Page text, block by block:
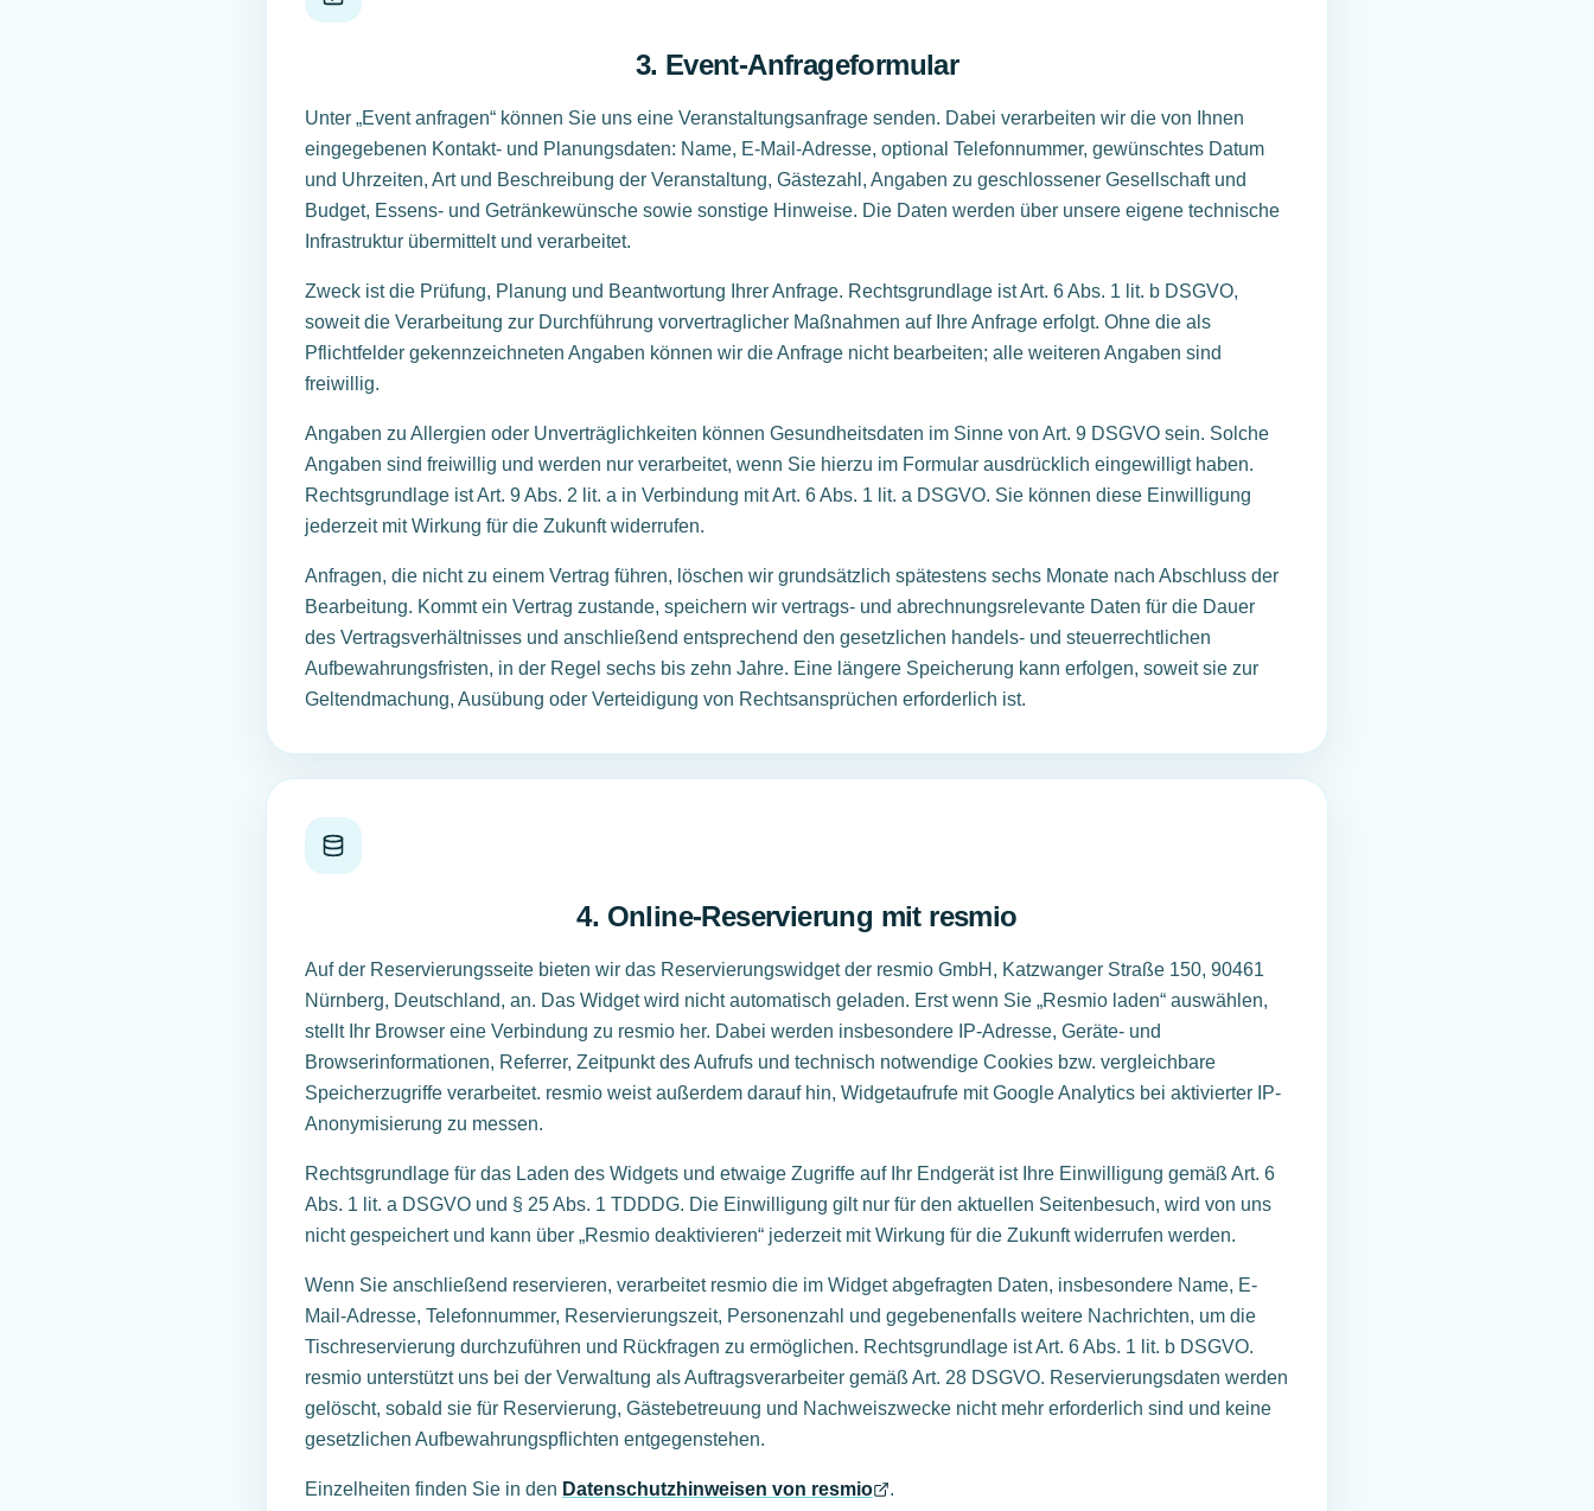
3. Event-Anfrageformular
Unter „Event anfragen“ können Sie uns eine Veranstaltungsanfrage senden. Dabei verarbeiten wir die von Ihnen
eingegebenen Kontakt- und Planungsdaten: Name, E-Mail-Adresse, optional Telefonnummer, gewünschtes Datum
und Uhrzeiten, Art und Beschreibung der Veranstaltung, Gästezahl, Angaben zu geschlossener Gesellschaft und
Budget, Essens- und Getränkewünsche sowie sonstige Hinweise. Die Daten werden über unsere eigene technische
Infrastruktur übermittelt und verarbeitet.
Zweck ist die Prüfung, Planung und Beantwortung Ihrer Anfrage. Rechtsgrundlage ist Art. 6 Abs. 1 lit. b DSGVO,
soweit die Verarbeitung zur Durchführung vorvertraglicher Maßnahmen auf Ihre Anfrage erfolgt. Ohne die als
Pflichtfelder gekennzeichneten Angaben können wir die Anfrage nicht bearbeiten; alle weiteren Angaben sind
freiwillig.
Angaben zu Allergien oder Unverträglichkeiten können Gesundheitsdaten im Sinne von Art. 9 DSGVO sein. Solche
Angaben sind freiwillig und werden nur verarbeitet, wenn Sie hierzu im Formular ausdrücklich eingewilligt haben.
Rechtsgrundlage ist Art. 9 Abs. 2 lit. a in Verbindung mit Art. 6 Abs. 1 lit. a DSGVO. Sie können diese Einwilligung
jederzeit mit Wirkung für die Zukunft widerrufen.
Anfragen, die nicht zu einem Vertrag führen, löschen wir grundsätzlich spätestens sechs Monate nach Abschluss der
Bearbeitung. Kommt ein Vertrag zustande, speichern wir vertrags- und abrechnungsrelevante Daten für die Dauer
des Vertragsverhältnisses und anschließend entsprechend den gesetzlichen handels- und steuerrechtlichen
Aufbewahrungsfristen, in der Regel sechs bis zehn Jahre. Eine längere Speicherung kann erfolgen, soweit sie zur
Geltendmachung, Ausübung oder Verteidigung von Rechtsansprüchen erforderlich ist.
4. Online-Reservierung mit resmio
Auf der Reservierungsseite bieten wir das Reservierungswidget der resmio GmbH, Katzwanger Straße 150, 90461
Nürnberg, Deutschland, an. Das Widget wird nicht automatisch geladen. Erst wenn Sie „Resmio laden“ auswählen,
stellt Ihr Browser eine Verbindung zu resmio her. Dabei werden insbesondere IP-Adresse, Geräte- und
Browserinformationen, Referrer, Zeitpunkt des Aufrufs und technisch notwendige Cookies bzw. vergleichbare
Speicherzugriffe verarbeitet. resmio weist außerdem darauf hin, Widgetaufrufe mit Google Analytics bei aktivierter IP-
Anonymisierung zu messen.
Rechtsgrundlage für das Laden des Widgets und etwaige Zugriffe auf Ihr Endgerät ist Ihre Einwilligung gemäß Art. 6
Abs. 1 lit. a DSGVO und § 25 Abs. 1 TDDDG. Die Einwilligung gilt nur für den aktuellen Seitenbesuch, wird von uns
nicht gespeichert und kann über „Resmio deaktivieren“ jederzeit mit Wirkung für die Zukunft widerrufen werden.
Wenn Sie anschließend reservieren, verarbeitet resmio die im Widget abgefragten Daten, insbesondere Name, E-
Mail-Adresse, Telefonnummer, Reservierungszeit, Personenzahl und gegebenenfalls weitere Nachrichten, um die
Tischreservierung durchzuführen und Rückfragen zu ermöglichen. Rechtsgrundlage ist Art. 6 Abs. 1 lit. b DSGVO.
resmio unterstützt uns bei der Verwaltung als Auftragsverarbeiter gemäß Art. 28 DSGVO. Reservierungsdaten werden
gelöscht, sobald sie für Reservierung, Gästebetreuung und Nachweiszwecke nicht mehr erforderlich sind und keine
gesetzlichen Aufbewahrungspflichten entgegenstehen.
Einzelheiten finden Sie in den Datenschutzhinweisen von resmio .